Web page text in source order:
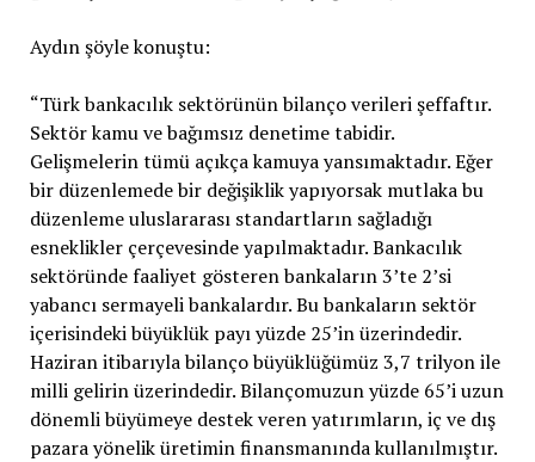
Aydın şöyle konuştu:
“Türk bankacılık sektörünün bilanço verileri şeffaftır.
Sektör kamu ve bağımsız denetime tabidir.
Gelişmelerin tümü açıkça kamuya yansımaktadır. Eğer
bir düzenlemede bir değişiklik yapıyorsak mutlaka bu
düzenleme uluslararası standartların sağladığı
esneklikler çerçevesinde yapılmaktadır. Bankacılık
sektöründe faaliyet gösteren bankaların 3’te 2’si
yabancı sermayeli bankalardır. Bu bankaların sektör
içerisindeki büyüklük payı yüzde 25’in üzerindedir.
Haziran itibarıyla bilanço büyüklüğümüz 3,7 trilyon ile
milli gelirin üzerindedir. Bilançomuzun yüzde 65’i uzun
dönemli büyümeye destek veren yatırımların, iç ve dış
pazara yönelik üretimin finansmanında kullanılmıştır.